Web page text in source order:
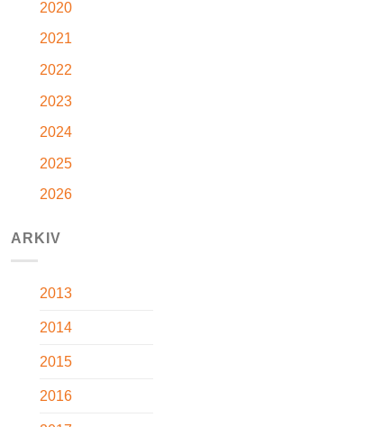
2020
2021
2022
2023
2024
2025
2026
ARKIV
2013
2014
2015
2016